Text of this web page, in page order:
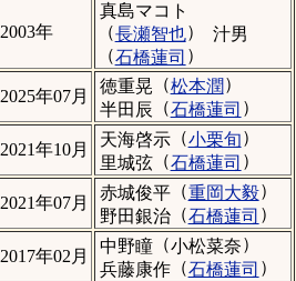
2003年
真島マコト
（長瀬智也）
汁男
（石橋蓮司 ）
2025年07月
徳重晃 （松本潤）
半田辰 （石橋蓮司 ）
2021年10月
天海啓示（小栗旬）
里城弦（石橋蓮司 ）
2021年07月
赤城俊平（重岡大毅）
野田銀治（石橋蓮司 ）
2017年02月
中野瞳（小松菜奈）
兵藤康作（石橋蓮司 ）